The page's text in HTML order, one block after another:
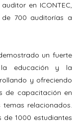
en ICONTEC,
700 auditorías a
un fuerte
la educación y la
y ofreciendo
de capacitación en
relacionados.
de 1000 estudiantes